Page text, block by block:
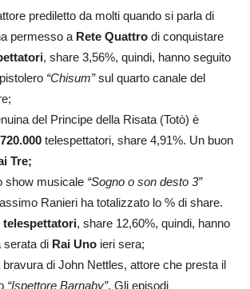
prediletto da molti quando si parla di
permesso a Rete Quattro di conquistare
, share 3,56%, quindi, hanno seguito
“Chisum”sul quarto canale del
del Principe della Risata (Totò) è
720.000 telespettatori, share 4,91%. Un buon
Tre;
show musicale “Sogno o son desto 3”
Ranieri ha totalizzato lo % di share.
telespettatori, share 12,60%, quindi, hanno
serata di Rai Uno ieri sera;
bravura di John Nettles, attore che presta il
“Ispettore Barnaby”. Gli episodi